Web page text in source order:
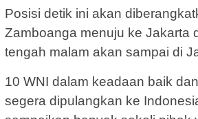
Posisi detik ini akan
Zamboanga menuju ke Jakarta
tengah malam akan sampai di
10 WNI dalam keadaan baik
segera dipulangkan ke